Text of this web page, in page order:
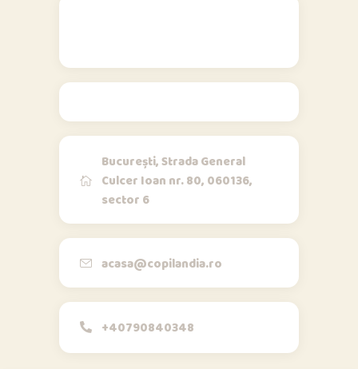
București, Strada General
Culcer Ioan nr. 80, 060136,
sector 6
acasa@copilandia.ro
+40790840348
Bună!